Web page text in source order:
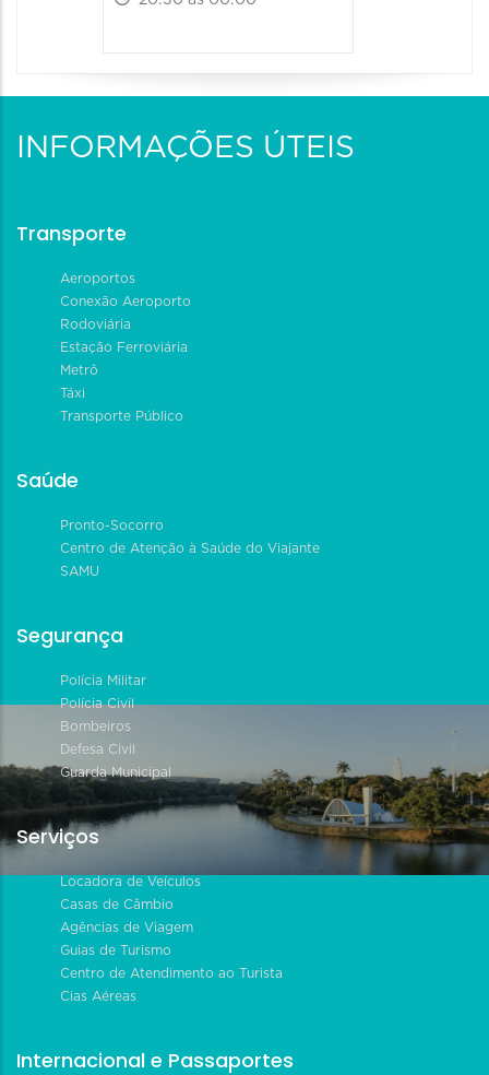
INFORMAÇÕES ÚTEIS
Transporte
Aeroportos
Conexão Aeroporto
Rodoviária
Estação Ferroviária
Metrô
Táxi
Transporte Público
Saúde
Pronto-Socorro
Centro de Atenção à Saúde do Viajante
SAMU
Segurança
Polícia Militar
Polícia Civil
Bombeiros
Defesa Civil
Guarda Municipal
Serviços
Locadora de Veículos
Casas de Câmbio
Agências de Viagem
Guias de Turismo
Centro de Atendimento ao Turista
Cias Aéreas
Internacional e Passaportes